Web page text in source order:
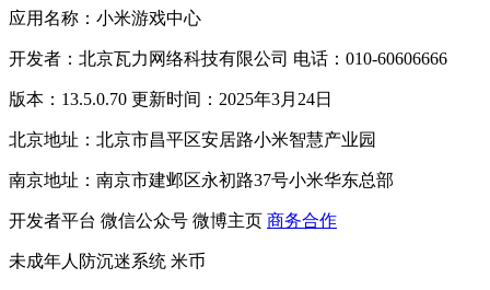
应用名称：小米游戏中心
开发者：北京瓦力网络科技有限公司 电话：010-60606666
版本：13.5.0.70 更新时间：2025年3月24日
北京地址：北京市昌平区安居路小米智慧产业园
南京地址：南京市建邺区永初路37号小米华东总部
开发者平台 微信公众号 微博主页 商务合作
未成年人防沉迷系统 米币